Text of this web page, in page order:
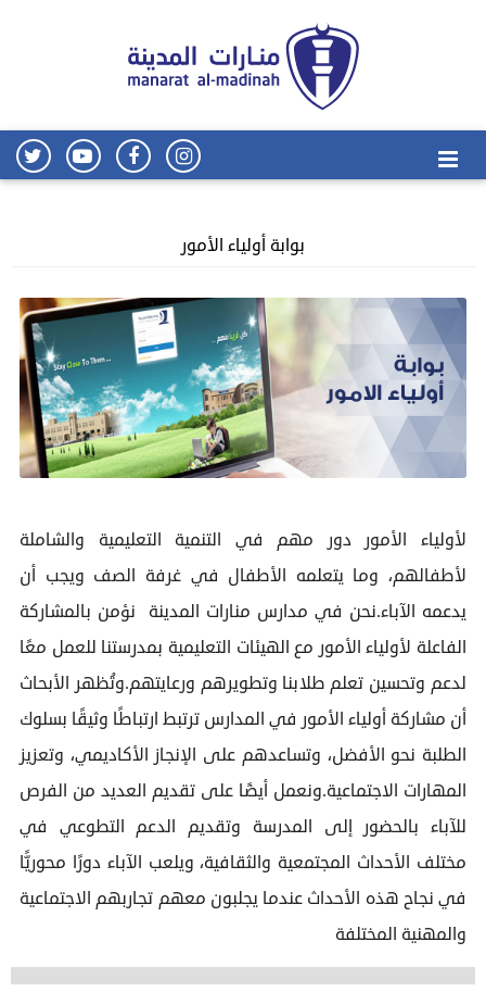
بوابة أولياء الأمور
لأولياء الأمور دور مهم في التنمية التعليمية والشاملة
لأطفالهم، وما يتعلمه الأطفال في غرفة الصف ويجب أن
يدعمه الآباء.نحن في مدارس منارات المدينة نؤمن بالمشاركة
الفاعلة لأولياء الأمور مع الهيئات التعليمية بمدرستنا للعمل معًا
لدعم وتحسين تعلم طلابنا وتطويرهم ورعايتهم.وتُظهر الأبحاث
أن مشاركة أولياء الأمور في المدارس ترتبط ارتباطًا وثيقًا بسلوك
الطلبة نحو الأفضل، وتساعدهم على الإنجاز الأكاديمي، وتعزيز
المهارات الاجتماعية.ونعمل أيضًا على تقديم العديد من الفرص
للآباء بالحضور إلى المدرسة وتقديم الدعم التطوعي في
مختلف الأحداث المجتمعية والثقافية، ويلعب الآباء دورًا محوريًّا
في نجاح هذه الأحداث عندما يجلبون معهم تجاربهم الاجتماعية
والمهنية المختلفة